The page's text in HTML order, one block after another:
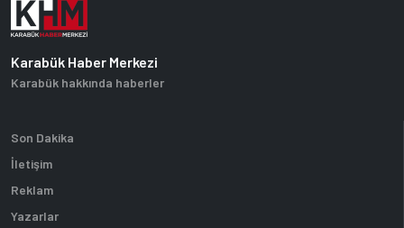
Karabük Haber Merkezi
Karabük hakkında haberler
Son Dakika
İletişim
Reklam
Yazarlar